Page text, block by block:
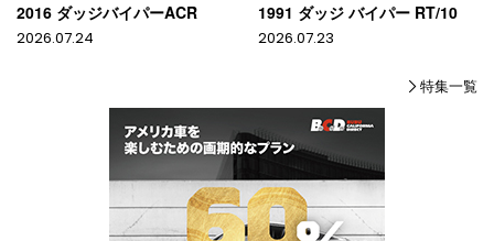
2016 ダッジバイパーACR
2026.07.24
1991 ダッジ バイパー RT/10
2026.07.23
特集一覧